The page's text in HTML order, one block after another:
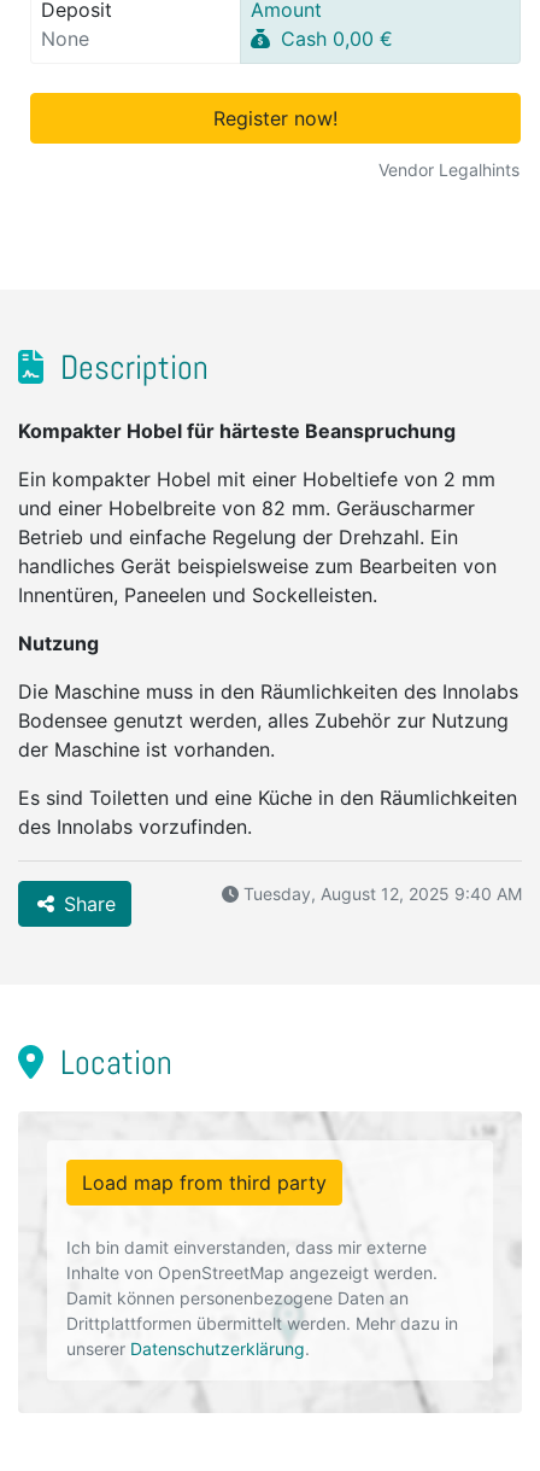
Deposit
None
Amount
Cash 0,00 €
Register now!
Vendor Legalhints
Description
Kompakter Hobel für härteste Beanspruchung
Ein kompakter Hobel mit einer Hobeltiefe von 2 mm
und einer Hobelbreite von 82 mm. Geräuscharmer
Betrieb und einfache Regelung der Drehzahl. Ein
handliches Gerät beispielsweise zum Bearbeiten von
Innentüren, Paneelen und Sockelleisten.
Nutzung
Die Maschine muss in den Räumlichkeiten des Innolabs
Bodensee genutzt werden, alles Zubehör zur Nutzung
der Maschine ist vorhanden.
Es sind Toiletten und eine Küche in den Räumlichkeiten
des Innolabs vorzufinden.
Share Tuesday, August 12, 2025 9:40 AM
Location
Load map from third party
Ich bin damit einverstanden, dass mir externe
Inhalte von OpenStreetMap angezeigt werden.
Damit können personenbezogene Daten an
Drittplattformen übermittelt werden. Mehr dazu in
unserer Datenschutzerklärung.